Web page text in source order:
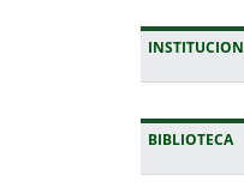
BIBLIOTECA